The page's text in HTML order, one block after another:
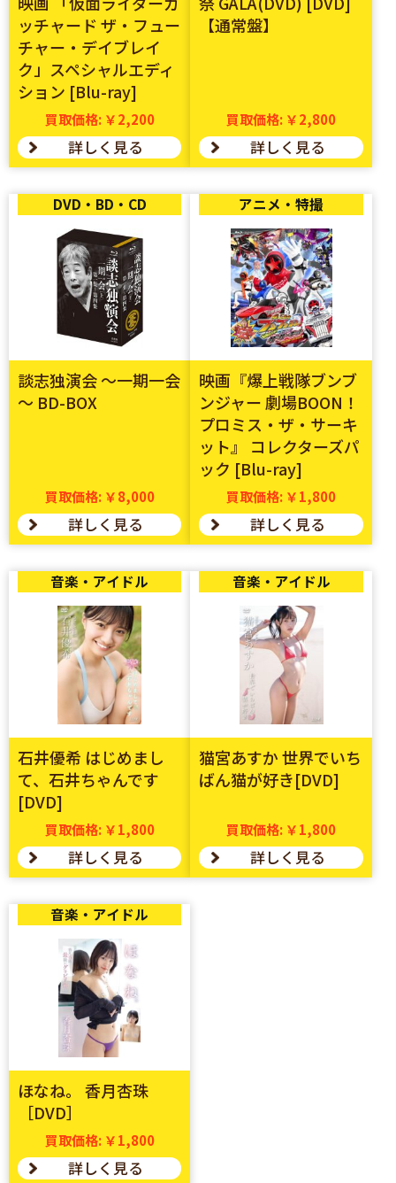
ッチャード ザ・フュー
チャー・デイブレイ
ク」スペシャルエディ
ション [Blu-ray]
買取価格: ￥2,200
詳しく見る
【通常盤】
買取価格: ￥2,800
詳しく見る
DVD・BD・CD
談志独演会 ～一期一会
～ BD-BOX
買取価格: ￥8,000
詳しく見る
アニメ・特撮
映画『爆上戦隊ブンブ
ンジャー 劇場BOON！
プロミス・ザ・サーキ
ット』 コレクターズパ
ック [Blu-ray]
買取価格: ￥1,800
詳しく見る
音楽・アイドル
石井優希 はじめまし
て、石井ちゃんです
[DVD]
買取価格: ￥1,800
詳しく見る
音楽・アイドル
猫宮あすか 世界でいち
ばん猫が好き[DVD]
買取価格: ￥1,800
詳しく見る
音楽・アイドル
ほなね。 香月杏珠
［DVD］
買取価格: ￥1,800
詳しく見る